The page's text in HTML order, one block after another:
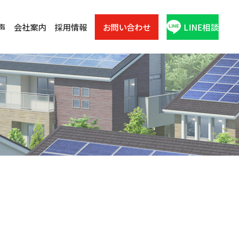
会社案内 採用情報 お問い合わせ LINE相談